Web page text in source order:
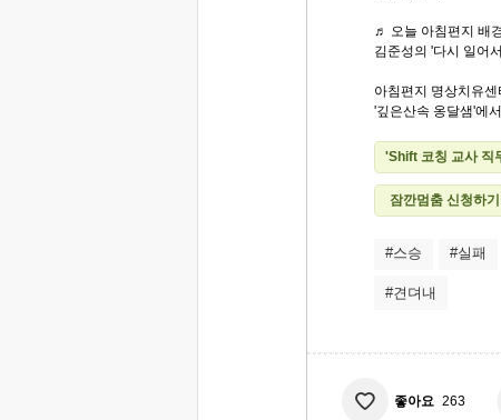
♬ 오늘 아침편지 배
김준성의 '다시 일어
아침편지 명상치유센
'깊은산속 옹달샘'에
'Shift 코칭 교사 직
잠깐멈춤 신청하기
#스승 #실패
#견뎌내
좋아요 263